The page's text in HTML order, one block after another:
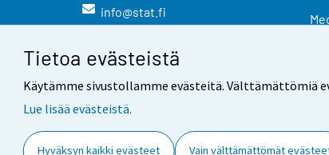
Tietoa evästeistä
Käytämme sivustollamme evästeitä. Välttämättömiä
Lue lisää evästeistä.
Hyväksyn kaikki evästeet Vain välttämättömät
info@stat.fi
Yhteystiedot